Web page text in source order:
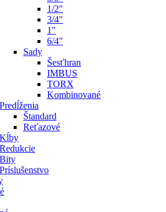
1/2"
3/4"
1"
6/4"
Sady
Šesťhran
IMBUS
TORX
Kombinované
Predĺženia
Štandard
Reťazové
Kĺby
Redukcie
Bity
Príslušenstvo